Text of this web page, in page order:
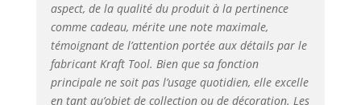
aspect, de la qualité du produit à la pertinence
comme cadeau, mérite une note maximale,
témoignant de l’attention portée aux détails par le
fabricant Kraft Tool. Bien que sa fonction
principale ne soit pas l’usage quotidien, elle excelle
en tant qu’objet de collection ou de décoration. Les